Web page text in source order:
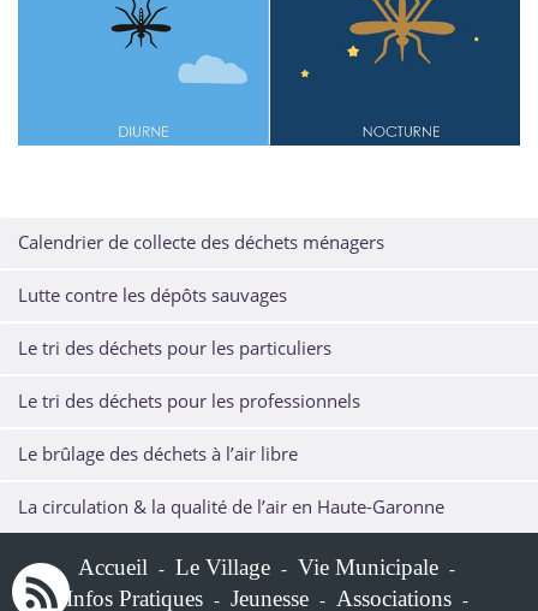
Calendrier de collecte des déchets ménagers
Lutte contre les dépôts sauvages
Le tri des déchets pour les particuliers
Le tri des déchets pour les professionnels
Le brûlage des déchets à l’air libre
La circulation & la qualité de l’air en Haute-Garonne
Accueil - Le Village - Vie Municipale -
Infos Pratiques - Jeunesse - Associations -